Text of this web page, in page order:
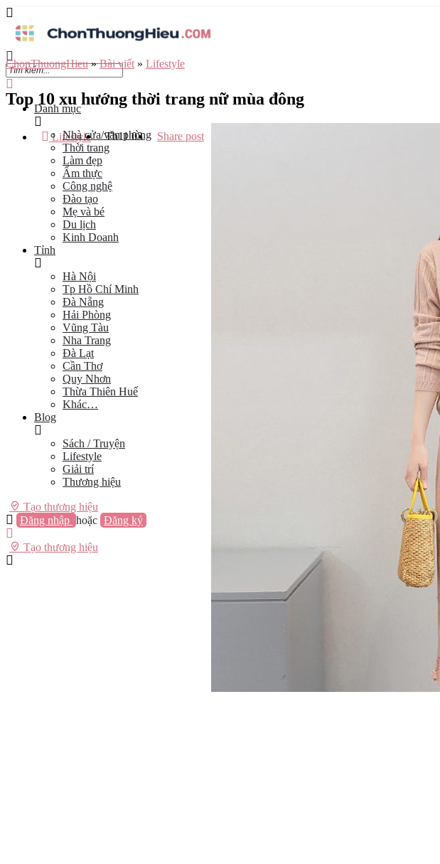
Danh mục
Nhà cửa/văn phòng
Thời trang
Làm đẹp
Ẩm thực
Công nghệ
Đào tạo
Mẹ và bé
Du lịch
Kinh Doanh
Tỉnh
Hà Nội
Tp Hồ Chí Minh
Đà Nẵng
Hải Phòng
Vũng Tàu
Nha Trang
Đà Lạt
Cần Thơ
Quy Nhơn
Thừa Thiên Huế
Khác…
Blog
Sách / Truyện
Lifestyle
Giải trí
Thương hiệu
Tạo thương hiệu
Đăng nhập hoặc Đăng ký
Tạo thương hiệu
ChonThuongHieu»Bài viết » Lifestyle
Top 10 xu hướng thời trang nữ mùa đông
Lifestyle Th11 03 Share post